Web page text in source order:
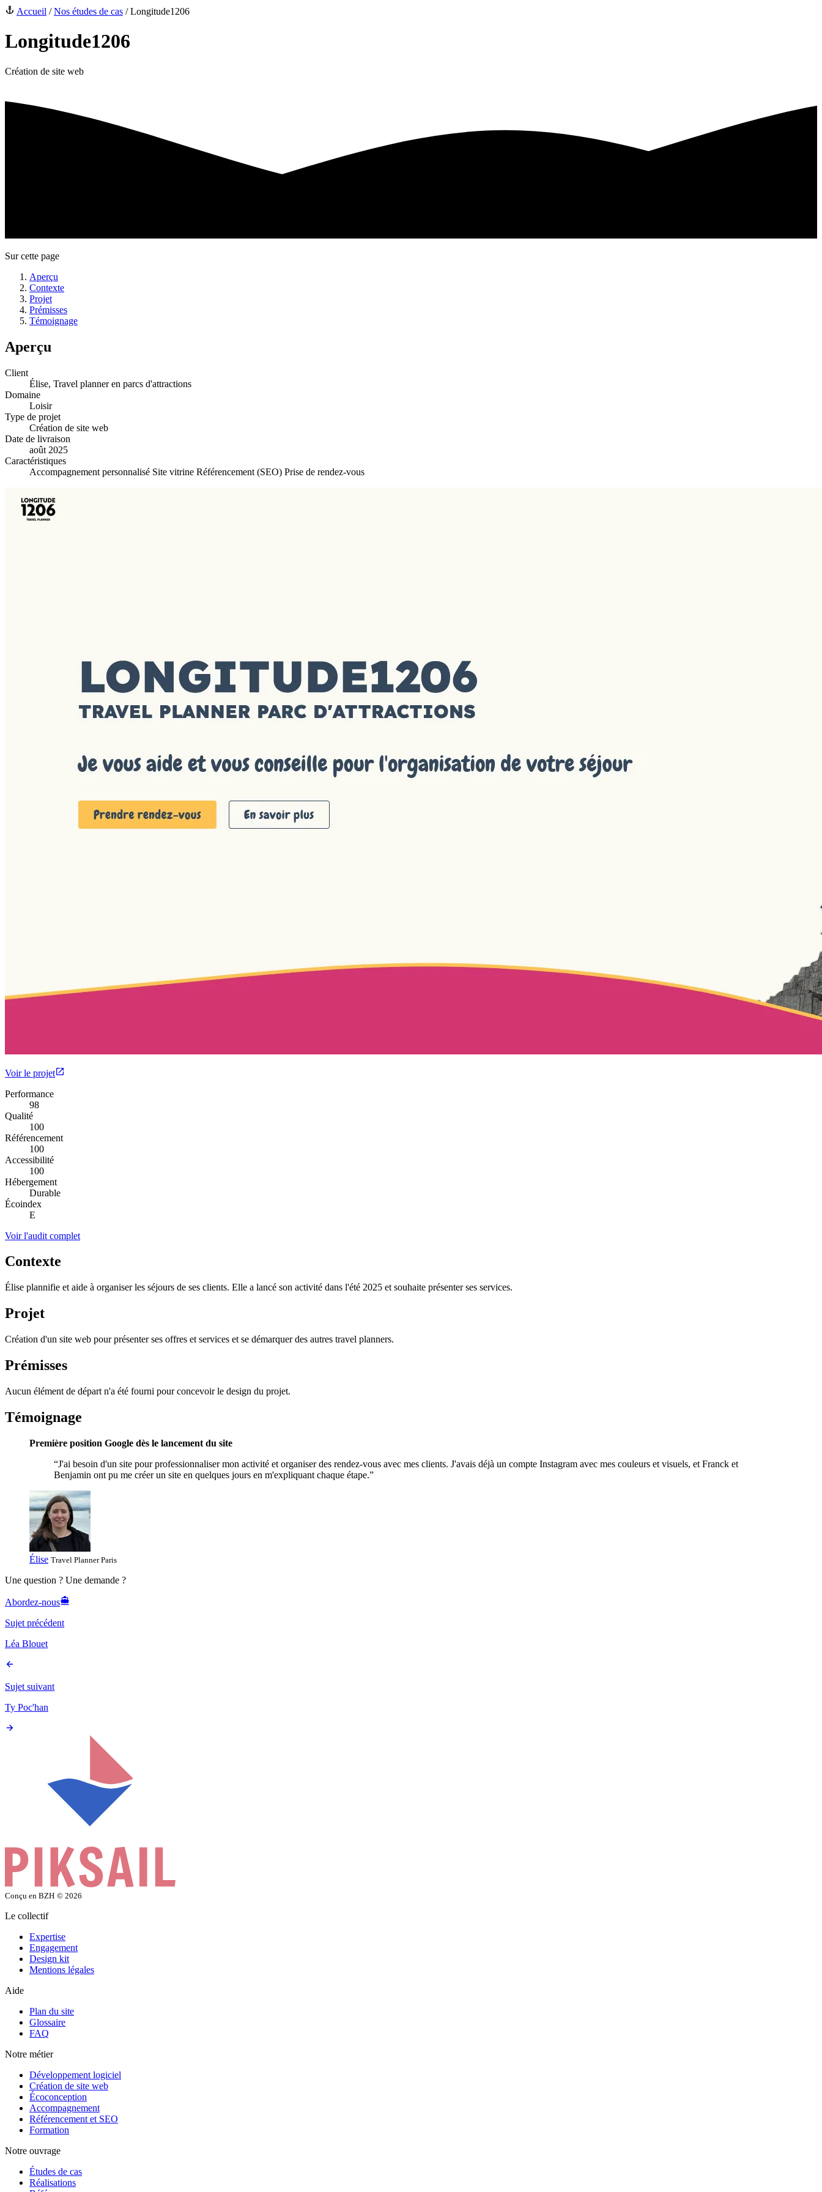
Accueil /Nos études de cas /Longitude1206
Longitude1206
Création de site web
Sur cette page
Aperçu
Contexte
Projet
Prémisses
Témoignage
Aperçu
Client
Élise, Travel planner en parcs d'attractions
Domaine
Loisir
Type de projet
Création de site web
Date de livraison
août 2025
Caractéristiques
Accompagnement personnalisé Site vitrine Référencement (SEO) Prise de rendez-vous
Voir le projet
Performance
98
Qualité
100
Référencement
100
Accessibilité
100
Hébergement
Durable
Écoindex
E
Voir l'audit complet
Contexte
Élise plannifie et aide à organiser les séjours de ses clients. Elle a lancé son activité dans l'été 2025 et souhaite présenter ses services.
Projet
Création d'un site web pour présenter ses offres et services et se démarquer des autres travel planners.
Prémisses
Aucun élément de départ n'a été fourni pour concevoir le design du projet.
Témoignage
Première position Google dès le lancement du site
“J'ai besoin d'un site pour professionnaliser mon activité et organiser des rendez-vous avec mes clients. J'avais déjà un compte Instagram avec mes couleurs et visuels, et Franck et
Benjamin ont pu me créer un site en quelques jours en m'expliquant chaque étape.”
Élise Travel PlannerParis
Une question ? Une demande ?
Abordez-nous
Sujet précédent
Léa Blouet
Sujet suivant
Ty Poc'han
Conçu en BZH © 2026
Le collectif
Expertise
Engagement
Design kit
Mentions légales
Aide
Plan du site
Glossaire
FAQ
Notre métier
Développement logiciel
Création de site web
Écoconception
Accompagnement
Référencement et SEO
Formation
Notre ouvrage
Études de cas
Réalisations